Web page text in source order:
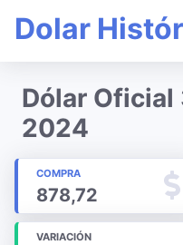
Dolar
Dólar Oficial
2024
COMPRA
878,72
VARIACIÓN